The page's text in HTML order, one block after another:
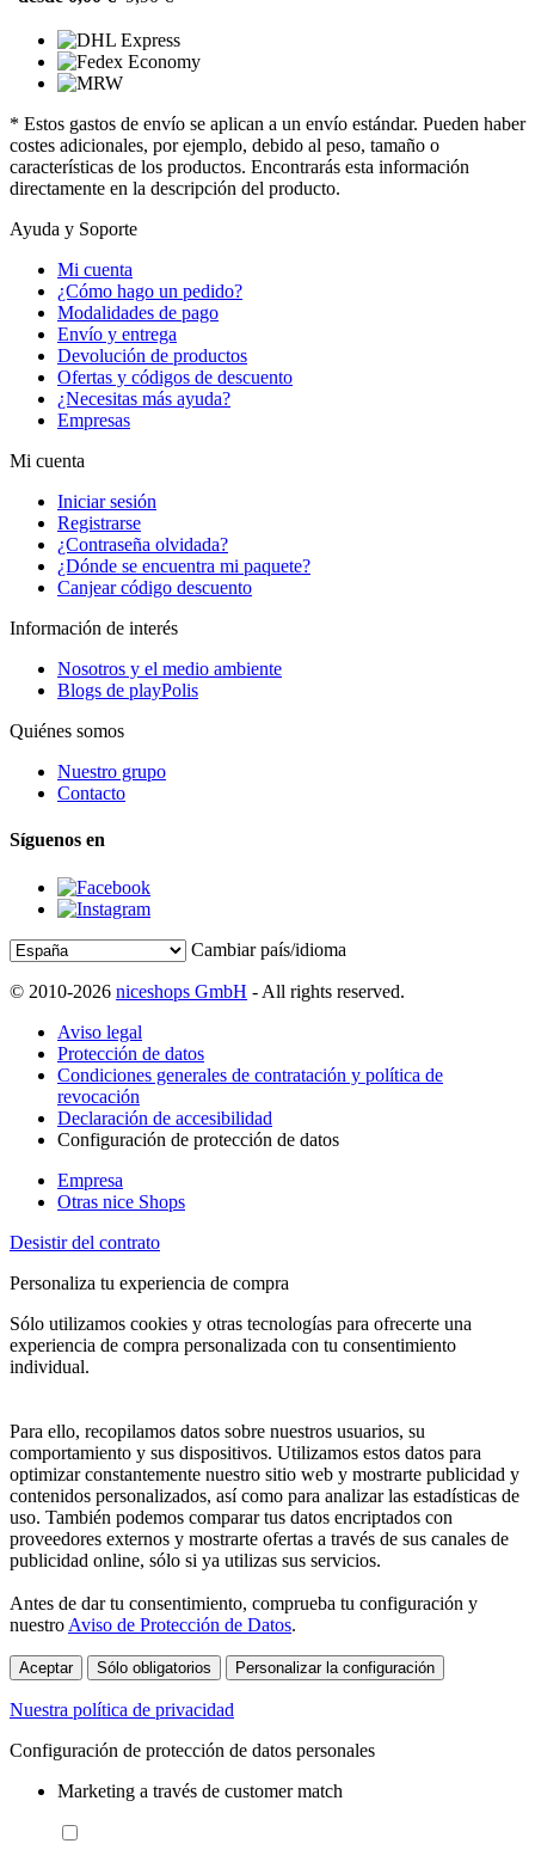
* Estos gastos de envío se aplican a un envío estándar. Pueden haber
costes adicionales, por ejemplo, debido al peso, tamaño o
características de los productos. Encontrarás esta información
directamente en la descripción del producto.
Ayuda y Soporte
Mi cuenta
¿Cómo hago un pedido?
Modalidades de pago
Envío y entrega
Devolución de productos
Ofertas y códigos de descuento
¿Necesitas más ayuda?
Empresas
Mi cuenta
Iniciar sesión
Registrarse
¿Contraseña olvidada?
¿Dónde se encuentra mi paquete?
Canjear código descuento
Información de interés
Nosotros y el medio ambiente
Blogs de playPolis
Quiénes somos
Nuestro grupo
Contacto
Síguenos en
Cambiar país/idioma
© 2010-2026 niceshops GmbH - All rights reserved.
Aviso legal
Protección de datos
Condiciones generales de contratación y política de
revocación
Declaración de accesibilidad
Configuración de protección de datos
Empresa
Otras nice Shops
Desistir del contrato
Personaliza tu experiencia de compra
Sólo utilizamos cookies y otras tecnologías para ofrecerte una
experiencia de compra personalizada con tu consentimiento
individual.
Para ello, recopilamos datos sobre nuestros usuarios, su
comportamiento y sus dispositivos. Utilizamos estos datos para
optimizar constantemente nuestro sitio web y mostrarte publicidad y
contenidos personalizados, así como para analizar las estadísticas de
uso. También podemos comparar tus datos encriptados con
proveedores externos y mostrarte ofertas a través de sus canales de
publicidad online, sólo si ya utilizas sus servicios.
Antes de dar tu consentimiento, comprueba tu configuración y
nuestro Aviso de Protección de Datos.
Aceptar Sólo obligatorios Personalizar la configuración
Nuestra política de privacidad
Configuración de protección de datos personales
Marketing a través de customer match